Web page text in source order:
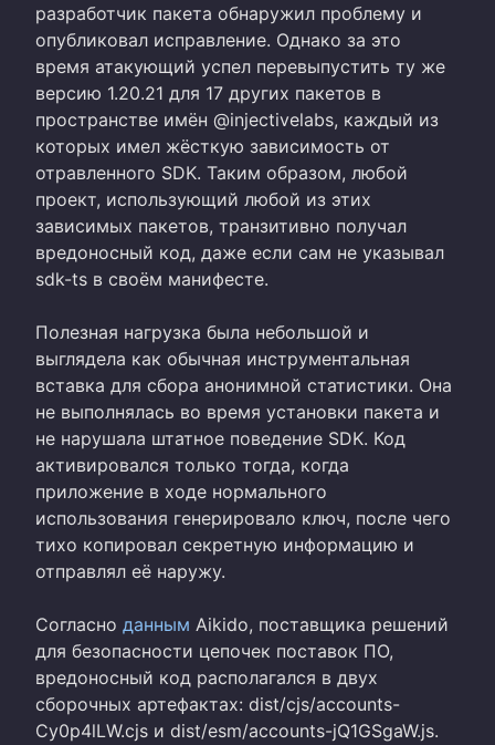
разработчик пакета обнаружил проблему и
опубликовал исправление. Однако за это
время атакующий успел перевыпустить ту же
версию 1.20.21 для 17 других пакетов в
пространстве имён @injectivelabs, каждый из
которых имел жёсткую зависимость от
отравленного SDK. Таким образом, любой
проект, использующий любой из этих
зависимых пакетов, транзитивно получал
вредоносный код, даже если сам не указывал
sdk-ts в своём манифесте.
Полезная нагрузка была небольшой и
выглядела как обычная инструментальная
вставка для сбора анонимной статистики. Она
не выполнялась во время установки пакета и
не нарушала штатное поведение SDK. Код
активировался только тогда, когда
приложение в ходе нормального
использования генерировало ключ, после чего
тихо копировал секретную информацию и
отправлял её наружу.
Согласно данным Aikido, поставщика решений
для безопасности цепочек поставок ПО,
вредоносный код располагался в двух
сборочных артефактах: dist/cjs/accounts-
Cy0p4lLW.cjs и dist/esm/accounts-jQ1GSgaW.js.